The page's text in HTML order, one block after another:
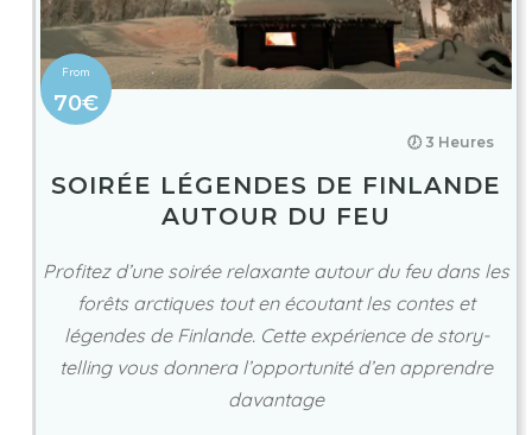
70€
🕖 3 Heures
SOIRÉE LÉGENDES DE FINLANDE
AUTOUR DU FEU
Profitez d’une soirée relaxante autour du feu dans les
forêts arctiques tout en écoutant les contes et
légendes de Finlande. Cette expérience de story-
telling vous donnera l’opportunité d’en apprendre
davantage